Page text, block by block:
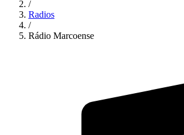
/
Radios
/
Rádio Marcoense